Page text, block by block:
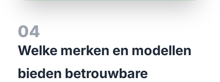
04
Welke merken en modellen
bieden betrouwbare